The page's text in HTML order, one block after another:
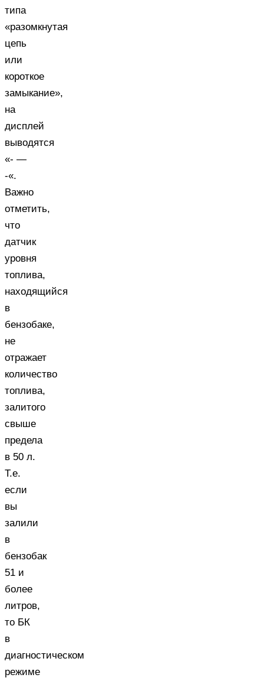
типа
«разомкнутая
цепь
или
короткое
замыкание»,
на
дисплей
выводятся
«- —
-«.
Важно
отметить,
что
датчик
уровня
топлива,
находящийся
в
бензобаке,
не
отражает
количество
топлива,
залитого
свыше
предела
в 50 л.
Т.е.
если
вы
залили
в
бензобак
51 и
более
литров,
то БК
в
диагностическом
режиме